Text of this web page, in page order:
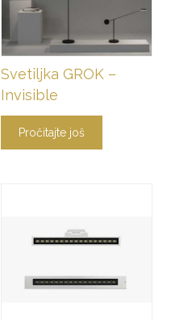
Svetiljka GROK –
Invisible
Pročitajte još